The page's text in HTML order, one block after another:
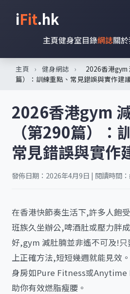
iFit.hk
主頁健身室目錄網誌關
主頁 › 健身網誌 ›
2026香港gym
篇）：訓練重點、常見錯誤與實作建
2026香港gym
（第290篇）：
常見錯誤與實作
發佈日期：2026年4月9日 | 閱讀時間
在香港快節奏生活下,許多人飽
班族久坐辦公,啤酒肚或壓力胖
好,gym 減肚腩並非遙不可及!
上正確方法,短短幾週就能見效
身房如Pure Fitness或Anytime
助你有效燃脂瘦腰。